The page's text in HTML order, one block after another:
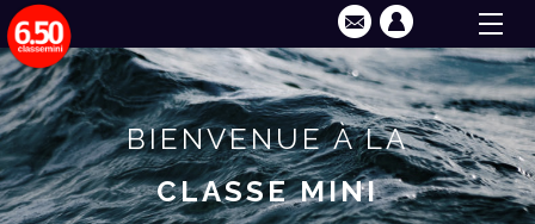
BIENVENUE À LA
CLASSE MINI